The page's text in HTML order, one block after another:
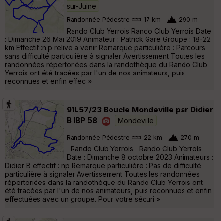
sur-Juine
Randonnée Pédestre 17 km 290 m
Rando Club Yerrois Rando Club Yerrois Date
: Dimanche 26 Mai 2019 Animateur : Patrick Gare Groupe : 18-22
km Effectif :n.p relive a venir Remarque particulière : Parcours
sans difficulté particulière à signaler Avertissement Toutes les
randonnées répertoriées dans la randothèque du Rando Club
Yerrois ont été tracées par l'un de nos animateurs, puis
reconnues et enfin effec »
91L57/23 Boucle Mondeville par Didier
B IBP 58
Mondeville
Randonnée Pédestre 22 km 270 m
Rando Club Yerrois Rando Club Yerrois
Date : Dimanche 8 octobre 2023 Animateurs :
Didier B effectif : np Remarque particulière : Pas de difficulté
particulière à signaler Avertissement Toutes les randonnées
répertoriées dans la randothèque du Rando Club Yerrois ont
été tracées par l'un de nos animateurs, puis reconnues et enfin
effectuées avec un groupe. Pour votre sécuri »